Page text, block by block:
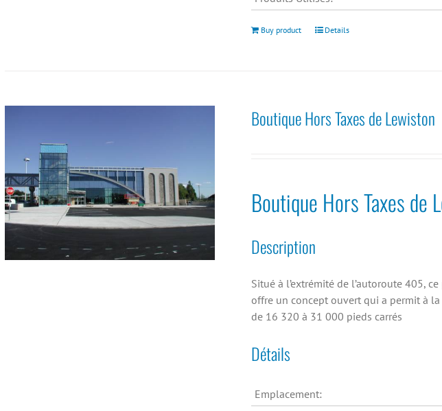
Buy product Details
Boutique Hors Taxes de Lewiston
Boutique Hors Taxes de
Description
Situé à l’extrémité de l’autoroute 405,
offre un concept ouvert qui a permit à
de 16 320 à 31 000 pieds carrés
Détails
Emplacement: